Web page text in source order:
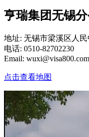
亨瑞集团无锡分
地址: 无锡市梁溪区人
电话: 0510-82702230
Email: wuxi@visa800.com
点击查看地图